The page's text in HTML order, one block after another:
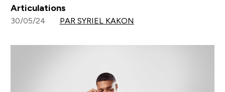
Articulations
30/05/24 PAR SYRIEL KAKON